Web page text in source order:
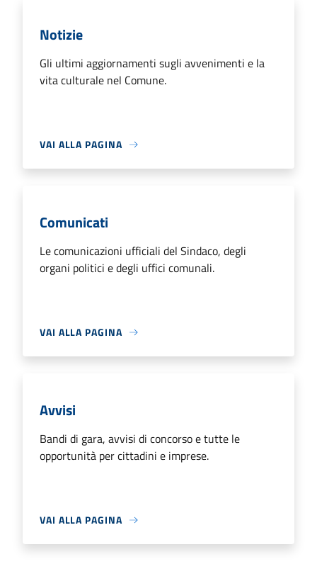
Notizie
Gli ultimi aggiornamenti sugli avvenimenti e la
vita culturale nel Comune.
VAI ALLA PAGINA
Comunicati
Le comunicazioni ufficiali del Sindaco, degli
organi politici e degli uffici comunali.
VAI ALLA PAGINA
Avvisi
Bandi di gara, avvisi di concorso e tutte le
opportunità per cittadini e imprese.
VAI ALLA PAGINA